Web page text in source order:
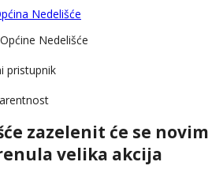
Nedelišće
pristupnik
zazelenit će se novim
velika akcija